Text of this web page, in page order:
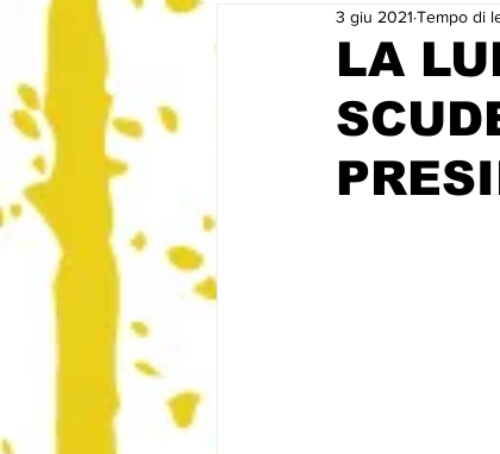
LA
3 giu 2021 Tempo di